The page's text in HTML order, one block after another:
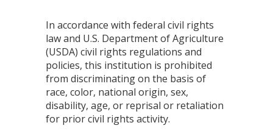
In accordance with federal civil rights
law and U.S. Department of Agriculture
(USDA) civil rights regulations and
policies, this institution is prohibited
from discriminating on the basis of
race, color, national origin, sex,
disability, age, or reprisal or retaliation
for prior civil rights activity.